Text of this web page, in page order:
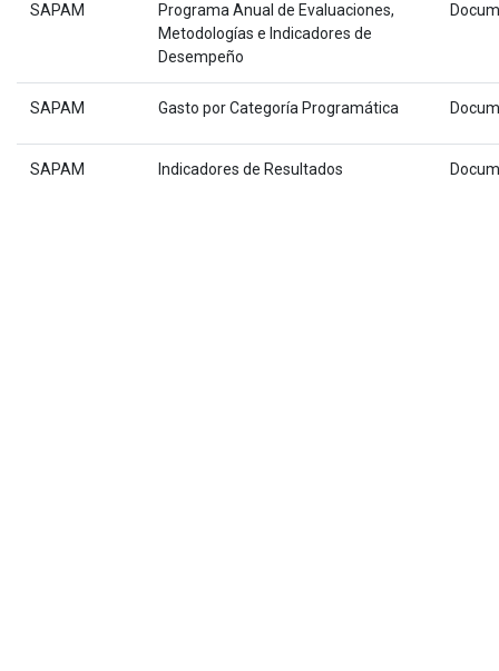
SAPAM
Programa Anual de Evaluaciones,
Metodologías e Indicadores de
Desempeño
SAPAM Gasto por Categoría Programática
SAPAM Indicadores de Resultados